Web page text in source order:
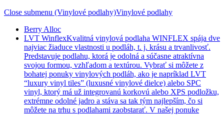
Close submenu (Vinylové podlahy)Vinylové podlahy
Berry Alloc
LVT WinflexKvalitná vinylová podlaha WINFLEX spája dve
najviac žiaduce vlastnosti u podláh, t. j. krásu a trvanlivosť.
Predstavuje podlahu, ktorá je odolná a súčasne atraktívna
svojou formou, vzhľadom a textúrou. Vybrať si môžete z
bohatej ponuky vinylových podláh, ako je napríklad LVT
“luxury vinyl tiles” (luxusné vinylové dielce) alebo SPC
vinyl, ktorý má už integrovanú korkovú alebo XPS podložku,
extrémne odolné jadro a stáva sa tak tým najlepším, čo si
môžete na trhu s podlahami zaobstarať. V našej ponuke